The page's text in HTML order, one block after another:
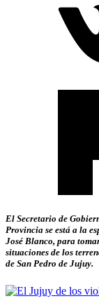
El Secretario de
Provincia se está a la
José Blanco, para
situaciones de los
de San Pedro de Jujuy.